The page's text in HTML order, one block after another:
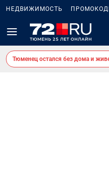
НЕДВИЖИМОСТЬ
Тюменец остался без дома и